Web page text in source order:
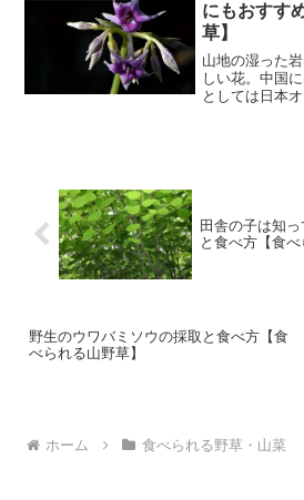
にもおすす
草】
山地の湿った
しい花。中国
としては日本
田舎の子は知
と食べ方【食べ
野生のウワバミソウの採取と食べ方【食
べられる山野草】
ホーム 食べられる野草・山菜